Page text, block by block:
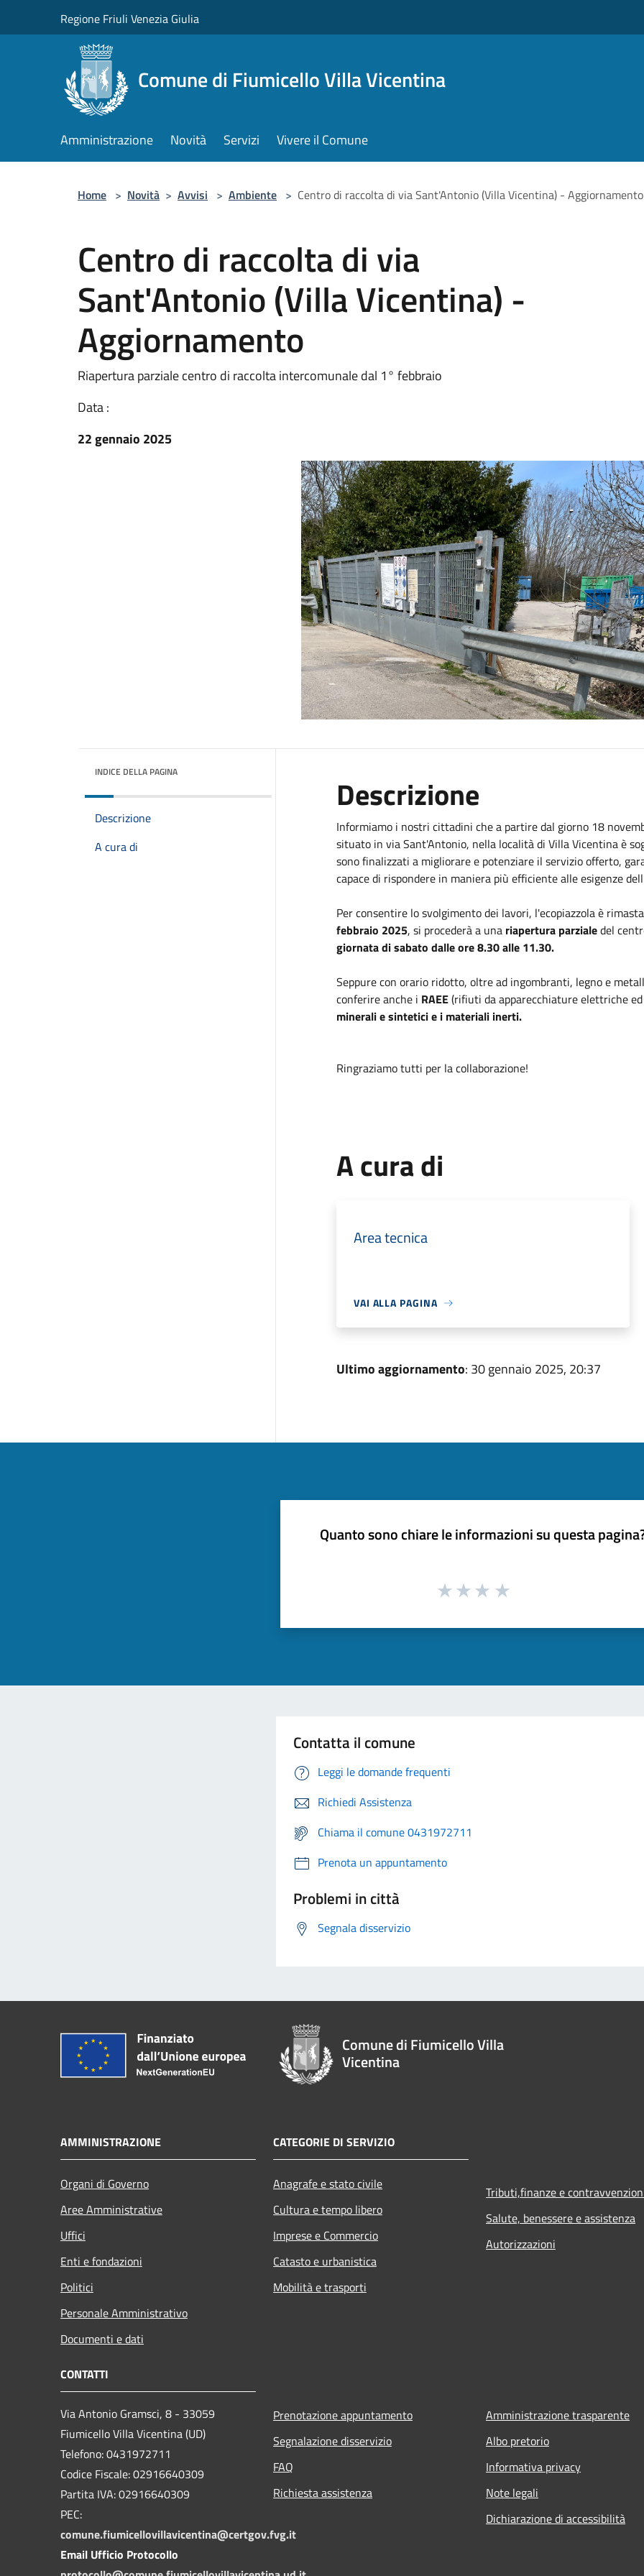
Regione Friuli Venezia Giulia
Comune di Fiumicello Villa Vicentina
Amministrazione Novità Servizi Vivere il Comune
Home > Novità > Avvisi > Ambiente > Centro di raccolta di via Sant'Antonio (Villa Vicentina) - Aggiornamento
Centro di raccolta di via
Sant'Antonio (Villa Vicentina) -
Aggiornamento
Riapertura parziale centro di raccolta intercomunale dal 1° febbraio
Data :
22 gennaio 2025
INDICE DELLA PAGINA
Descrizione
A cura di
Descrizione
Informiamo i nostri cittadini che a partire dal giorno 18
situato in via Sant'Antonio, nella località di Villa Vicentina è
sono finalizzati a migliorare e potenziare il servizio offerto,
capace di rispondere in maniera più efficiente alle esigenze
Per consentire lo svolgimento dei lavori, l'ecopiazzola è
febbraio 2025, si procederà a una riapertura parzialedel
giornata di sabato dalle ore 8.30 alle 11.30.
Seppure con orario ridotto, oltre ad ingombranti, legno e
conferire anche i RAEE(rifiuti da apparecchiature elettriche
minerali e sintetici e i materiali inerti.
Ringraziamo tutti per la collaborazione!
A cura di
Area tecnica
VAI ALLA PAGINA
Ultimo aggiornamento: 30 gennaio 2025, 20:37
Quanto sono chiare le informazioni su questa
Contatta il comune
Leggi le domande frequenti
Richiedi Assistenza
Chiama il comune 0431972711
Prenota un appuntamento
Problemi in città
Segnala disservizio
Comune di Fiumicello Villa
Vicentina
AMMINISTRAZIONE
Organi di Governo
Aree Amministrative
Uffici
Enti e fondazioni
Politici
Personale Amministrativo
Documenti e dati
CATEGORIE DI SERVIZIO
Anagrafe e stato civile
Cultura e tempo libero
Imprese e Commercio
Catasto e urbanistica
Mobilità e trasporti
Tributi,finanze e
Salute, benessere e assistenza
Autorizzazioni
CONTATTI
Via Antonio Gramsci, 8 - 33059
Fiumicello Villa Vicentina (UD)
Telefono: 0431972711
Codice Fiscale: 02916640309
Partita IVA: 02916640309
PEC:
comune.fiumicellovillavicentina@certgov.fvg.it
Email Ufficio Protocollo
Prenotazione appuntamento
Segnalazione disservizio
FAQ
Richiesta assistenza
Amministrazione trasparente
Albo pretorio
Informativa privacy
Note legali
Dichiarazione di accessibilità